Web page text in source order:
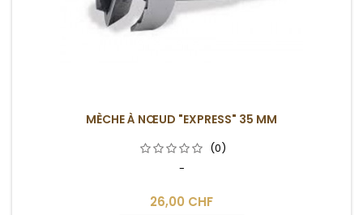
MÈCHE À NŒUD "EXPRESS" 35 MM
(0)
-
26,00 CHF